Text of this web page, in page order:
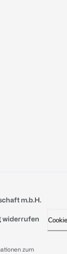
m.b.H.
widerrufen
zum